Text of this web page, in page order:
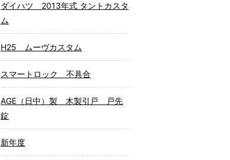
ダイハツ 2013年式 タントカスタ
ム
H25 ムーヴカスタム
スマートロック 不具合
AGE（日中）製 木製引戸 戸先
錠
新年度